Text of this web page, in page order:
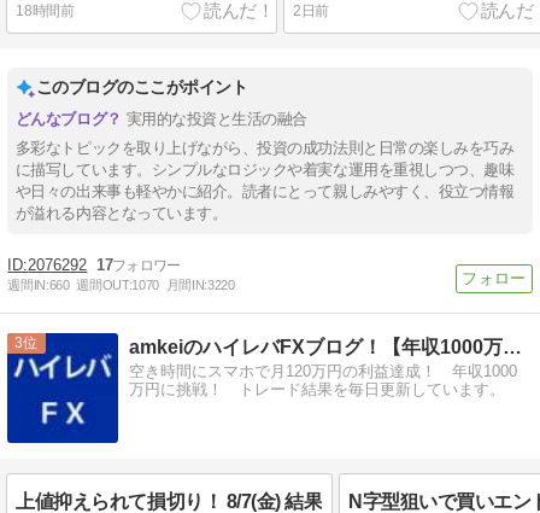
18時間前 2日前
このブログのここがポイント
実用的な投資と生活の融合
多彩なトピックを取り上げながら、投資の成功法則と日常の楽しみを巧み
に描写しています。シンプルなロジックや着実な運用を重視しつつ、趣味
や日々の出来事も軽やかに紹介。読者にとって親しみやすく、役立つ情報
が溢れる内容となっています。
2076292 17
週間IN:660 週間OUT:1070 月間IN:3220
3 amkeiのハイレバFXブログ！【年収1000万円に挑戦！】
空き時間にスマホで月120万円の利益達成！ 年収1000
万円に挑戦！ トレード結果を毎日更新しています。
上値抑えられて損切り！ 8/7(金) 結果